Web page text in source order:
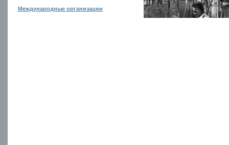
Международные организации